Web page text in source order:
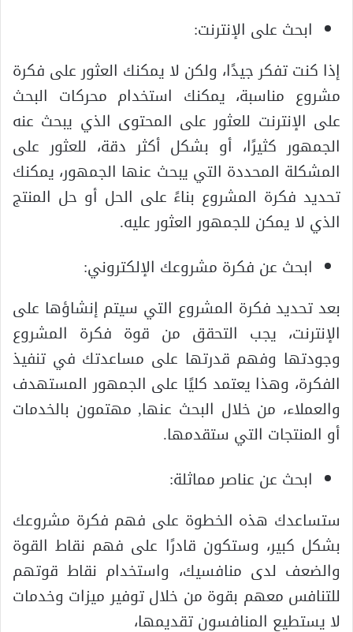
ابحث على الإنترنت:
إذا كنت تفكر جيدًا، ولكن لا يمكنك العثور على فكرة
مشروع مناسبة، يمكنك استخدام محركات البحث
على الإنترنت للعثور على المحتوى الذي يبحث عنه
الجمهور كثيرًا، أو بشكل أكثر دقة، للعثور على
المشكلة المحددة التي يبحث عنها الجمهور، يمكنك
تحديد فكرة المشروع بناءً على الحل أو حل المنتج
الذي لا يمكن للجمهور العثور عليه.
ابحث عن فكرة مشروعك الإلكتروني:
بعد تحديد فكرة المشروع التي سيتم إنشاؤها على
الإنترنت، يجب التحقق من قوة فكرة المشروع
وجودتها وفهم قدرتها على مساعدتك في تنفيذ
الفكرة، وهذا يعتمد كليًا على الجمهور المستهدف
والعملاء، من خلال البحث عنها, مهتمون بالخدمات
أو المنتجات التي ستقدمها.
ابحث عن عناصر مماثلة:
ستساعدك هذه الخطوة على فهم فكرة مشروعك
بشكل كبير، وستكون قادرًا على فهم نقاط القوة
والضعف لدى منافسيك، واستخدام نقاط قوتهم
للتنافس معهم بقوة من خلال توفير ميزات وخدمات
لا يستطيع المنافسون تقديمها،